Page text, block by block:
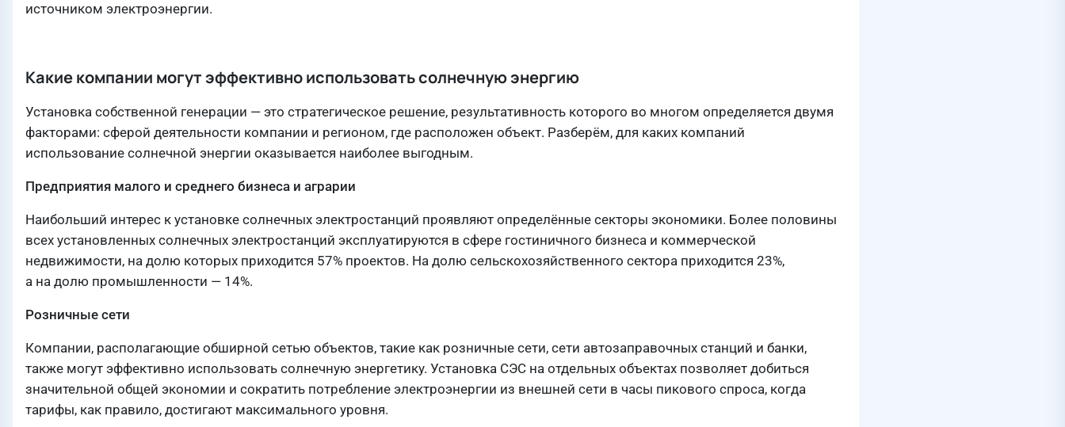
источником электроэнергии.
Какие компании могут эффективно использовать солнечную энергию
Установка собственной генерации — это стратегическое решение, результативность которого во многом определяется двумя
факторами: сферой деятельности компании и регионом, где расположен объект. Разберём, для каких компаний
использование солнечной энергии оказывается наиболее выгодным.
Предприятия малого и среднего бизнеса и аграрии
Наибольший интерес к установке солнечных электростанций проявляют определённые секторы экономики. Более половины
всех установленных солнечных электростанций эксплуатируются в сфере гостиничного бизнеса и коммерческой
недвижимости, на долю которых приходится 57% проектов. На долю сельскохозяйственного сектора приходится 23%,
а на долю промышленности — 14%.
Розничные сети
Компании, располагающие обширной сетью объектов, такие как розничные сети, сети автозаправочных станций и банки,
также могут эффективно использовать солнечную энергетику. Установка СЭС на отдельных объектах позволяет добиться
значительной общей экономии и сократить потребление электроэнергии из внешней сети в часы пикового спроса, когда
тарифы, как правило, достигают максимального уровня.